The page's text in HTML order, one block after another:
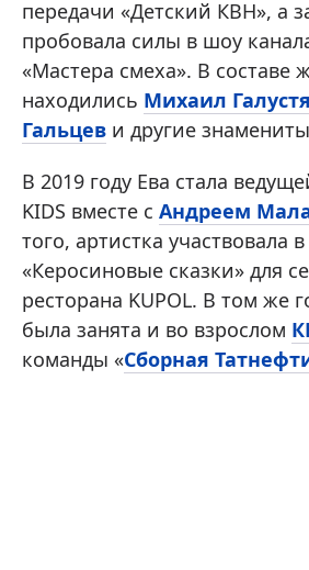
передачи «Детский КВН», а
пробовала силы в шоу
«Мастера смеха». В составе
находились Михаил
Гальцев и другие
В 2019 году Ева стала
KIDS вместе с Андреем
того, артистка участвовала
«Керосиновые сказки» для
ресторана KUPOL. В том же
была занята и во взрослом
команды «Сборная